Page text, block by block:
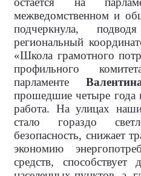
межведомственном и
подчеркнула,
региональный
«Школа грамотного
профильного
парламенте
прошедшие четыре года
работа. На улицах
стало гораздо
безопасность, снижает
экономию
средств, способствует